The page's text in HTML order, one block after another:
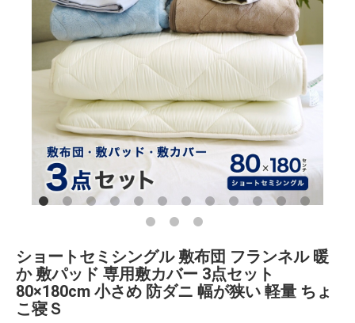
ショートセミシングル 敷布団 フランネル 暖
か 敷パッド 専用敷カバー 3点セット
80×180cm 小さめ 防ダニ 幅が狭い 軽量 ちょ
こ寝Ｓ